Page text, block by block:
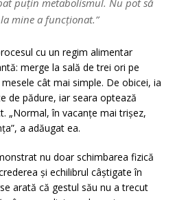
puțin metabolismul. Nu pot să
mine a funcționat.”
cu un regim alimentar
merge la sală de trei ori pe
cât mai simple. De obicei, ia
de pădure, iar seara optează
„Normal, în vacanțe mai trișez,
a adăugat ea.
nu doar schimbarea fizică
și echilibrul câștigate în
arată că gestul său nu a trecut